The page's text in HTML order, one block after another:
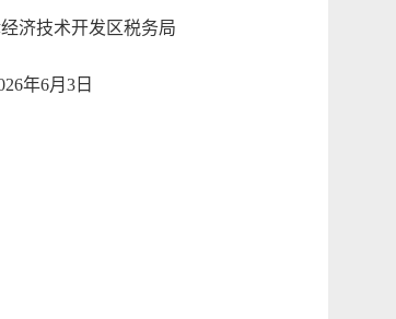
济技术开发区税务局
年6月3日